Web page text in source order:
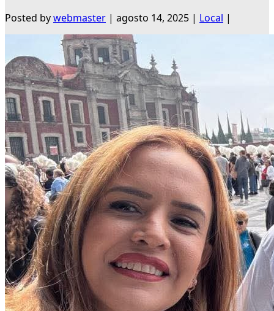
Posted bywebmaster | agosto 14, 2025 | Local |